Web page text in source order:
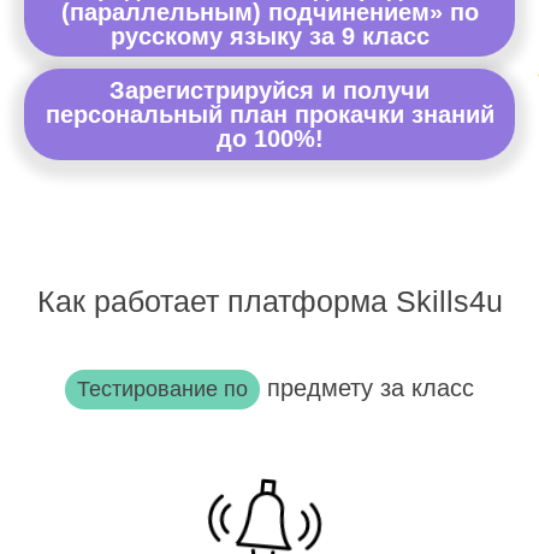
(параллельным) подчинением» по
русскому языку за 9 класс
Зарегистрируйся и получи
персональный план прокачки знаний
до 100%!
Как работает платформа Skills4u
Тестирование по предмету за класс